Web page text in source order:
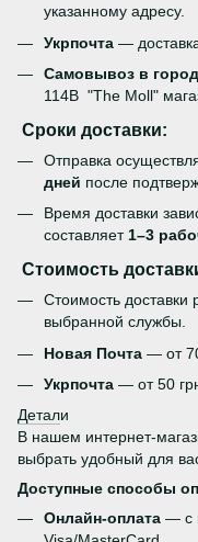
указанному адресу.
Укрпочта —
Самовывоз в
114В "The Moll"
Сроки доставки:
Отправка
дней после
Время доставки
составляет1–3
Стоимость
Стоимость доставки
выбранной службы.
Новая Почта — от
Укрпочта — от 50
Детали
В нашем интернет-
выбрать удобный для
Доступные способы
Онлайн-оплата — с